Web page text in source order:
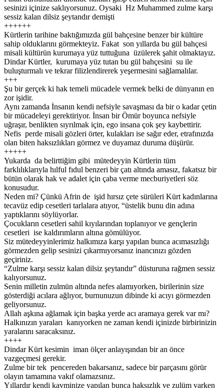
sesinizi içinize saklıyorsunuz. Oysaki Hz Muhammed zulme karşı
sessiz kalan dilsiz şeytandır demişti
++++++
Kürtlerin tarihine baktığımızda gül bahçesine benzer bir kültüre
sahip olduklarını görmekteyiz. Fakat son yıllarda bu gül bahçesi
misali kültürün kurumaya yüz tuttuğuna üzülerek şahit olmaktayız.
Dindar Kürtler, kurumaya yüz tutan bu gül bahçesini su ile
buluşturmalı ve tekrar filizlendirerek yeşermesini sağlamalılar.
+++
Şu bir gerçek ki hak temeli mücadele vermek belki de dünyanın en
zor işidir.
Aynı zamanda İnsanın kendi nefsiyle savaşması da bir o kadar çetin
bir mücadeleyi gerektiriyor. İnsan bir Ömür boyunca nefsiyle
uğraşır, benlikten sıyrılmak için, ego insana çok şey kaybettirir.
Nefis perde misali gözleri örter, kulakları ise sağır eder, etrafınızda
olan biten haksızlıkları görmez ve duyamaz duruma düşürür.
+++++
Yukarda da belirttiğim gibi mütedeyyin Kürtlerin tüm
farklılıklarıyla hılful fıdul benzeri bir çatı altında amasız, fakatsız bir
bütün olarak hak ve adalet için çaba verme mecburiyetleri söz
konusudur.
Neden mi? Çünkü Afrin de işid hırsız çete sürüleri Kürt kadınlarına
tecavüz edip cesetleri tarlalara atıyor, “üstelik bunu din adına
yaptıklarını söylüyorlar.
Çocukların cesetleri sahil kıyılarından toplanıyor ve gençlerin
cesetleri ise kaldırımların altına gömülüyor.
Siz mütedeyyinlerimiz halkımıza karşı yapılan bunca acımasızlığı
görmezden gelip sesinizi çıkarmıyorsanız inancınızı gözden
geçiriniz.
“Zulme karşı sessiz kalan dilsiz şeytandır” düsturuna rağmen sessiz
kalıyorsunuz.
Senin milletin zulmün altında nefes alamıyorken, birilerinin size
gösterdiği acılara ağlıyor, burnunuzun dibinde ki acıyı görmezden
geliyorsunuz.
Allah aşkına ağlamak için başka yerde acı aramaya gerek var mı?
Halkınızın yaraları kanıyorken ne zaman kendi içinizde birbirinizin
yaralarını saracaksınız.
++++
Dindar Kürt kesimin iman ölçer anlayışından bir an önce
vazgeçmesi gerekir.
Zulme bir tek pencereden bakarsanız, sadece bir parçasını görür
olayın tamamına vakıf olamazsınız.
Yıllardır kendi kavminize yapılan bunca haksızlık ve zulüm varken